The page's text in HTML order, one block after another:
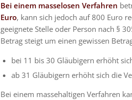
Bei einem masselosen Verfahren
Euro, kann sich jedoch auf 800 Euro
geeignete Stelle oder Person nach §
Betrag steigt um einen gewissen
bei 11 bis 30 Gläubigern erhöht
ab 31 Gläubigern erhöht sich die
Bei einem massehaltigen Verfahren